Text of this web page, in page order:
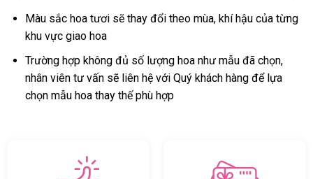
Màu sắc hoa tươi sẽ thay đổi theo mùa, khí hậu của từng
khu vực giao hoa
Trường hợp không đủ số lượng hoa như mẫu đã chọn,
nhân viên tư vấn sẽ liên hệ với Quý khách hàng để lựa
chọn mẫu hoa thay thế phù hợp